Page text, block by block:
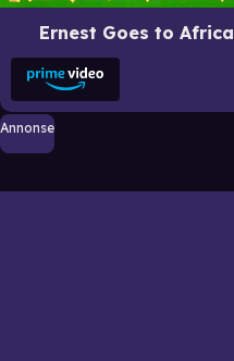
Ernest Goes to Africa
Annonse